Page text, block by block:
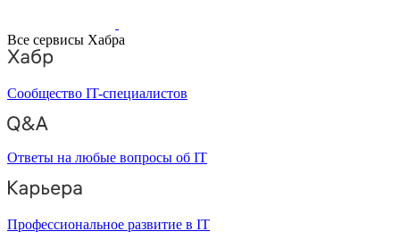
Все сервисы Хабра
Сообщество IT-специалистов
Ответы на любые вопросы об IT
Профессиональное развитие в IT